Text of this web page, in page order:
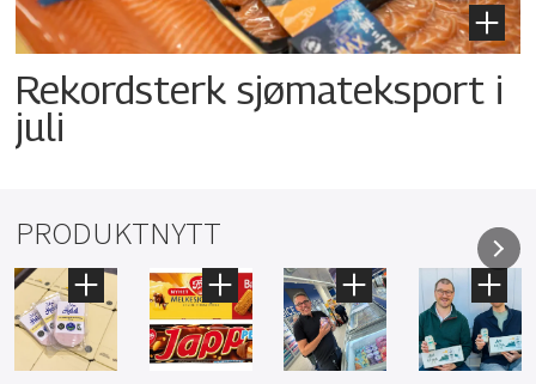
Rekordsterk sjømateksport i
juli
PRODUKTNYTT